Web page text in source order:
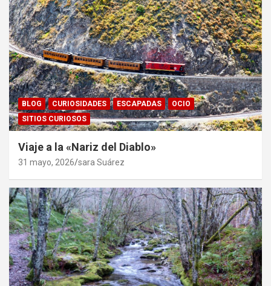
BLOG CURIOSIDADES ESCAPADAS
OCIO
SITIOS CURIOSOS
Viaje a la «Nariz del Diablo»
31 mayo, 2026 sara Suárez